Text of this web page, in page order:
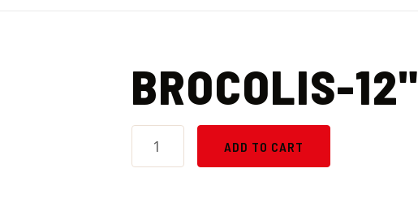
BROCOLIS-12"
ADD TO CART